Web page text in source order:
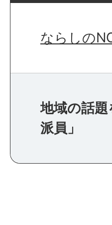
ならしの
地域の話
派員」